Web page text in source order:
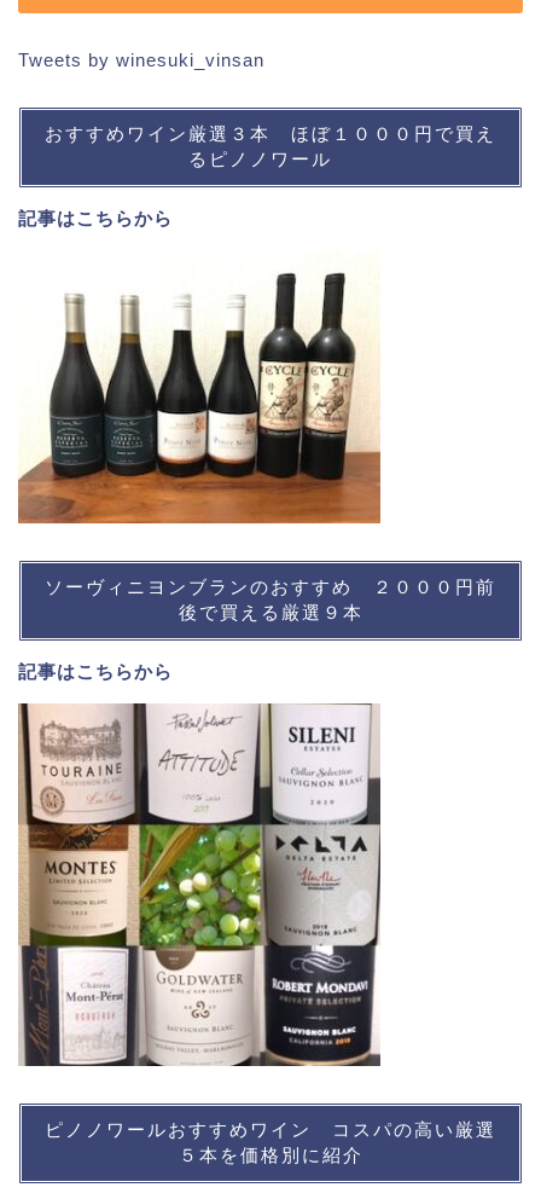
Tweets by winesuki_vinsan
おすすめワイン厳選３本 ほぼ１０００円で買え
るピノノワール
記事はこちらから
ソーヴィニヨンブランのおすすめ ２０００円前
後で買える厳選９本
記事はこちらから
ピノノワールおすすめワイン コスパの高い厳選
５本を価格別に紹介